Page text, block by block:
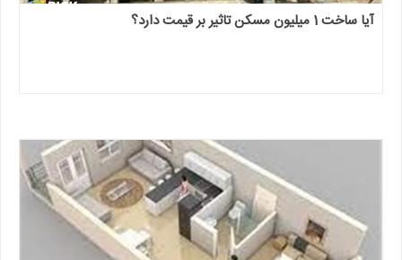
آیا ساخت 1 میلیون مسکن تاثیر بر قیمت دارد؟